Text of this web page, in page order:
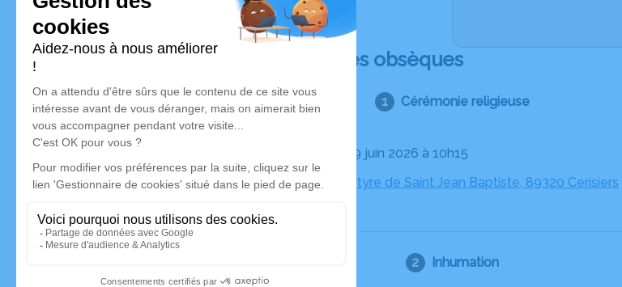
Déroulé des obsèques
Cérémonie religieuse
Le lundi 29 juin 2026 à 10h15
Église Martyre de Saint Jean Baptiste, 89320 Cerisiers
Inhumation